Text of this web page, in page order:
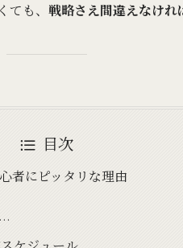
も、 戦略さえ間違えなけれ
目次
者にピッタリな理由